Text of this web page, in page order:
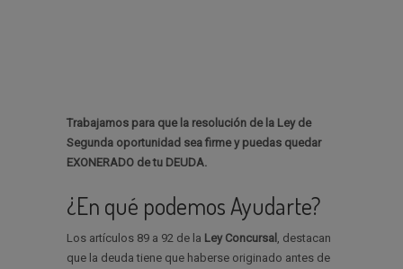
Trabajamos para que la resolución de la Ley de
Segunda oportunidad sea firme y puedas quedar
EXONERADO de tu DEUDA.
¿En qué podemos Ayudarte?
Los artículos 89 a 92 de la Ley Concursal , destacan
que la deuda tiene que haberse originado antes de